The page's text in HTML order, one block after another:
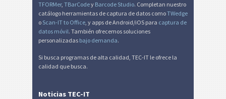
TFORMer, TBarCodey Barcode Studio. Completan nuestro
catálogo herramientas de captura de datos comoTWedge
o Scan-IT to Office, y apps de Android/iOS para captura de
datos móvil. También ofrecemos soluciones
personalizadas bajo demanda.
Si busca programas de alta calidad, TEC-IT le ofrece la
calidad que busca.
Noticias TEC-IT